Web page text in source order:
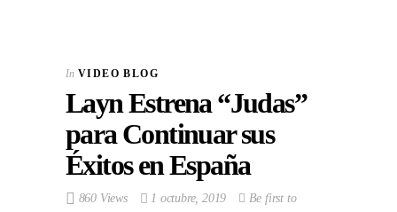
In VIDEO BLOG
Layn Estrena “Judas”
para Continuar sus
Éxitos en España
860 Views 1 octubre, 2019
Be first to